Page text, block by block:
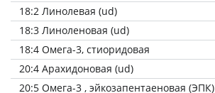
18:2 Линолевая (ud)
18:3 Линоленовая (ud)
18:4 Омега-3, стиоридовая
20:4 Арахидоновая (ud)
20:5 Омега-3 , эйкозапентаеновая (ЭПК)